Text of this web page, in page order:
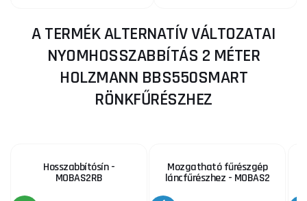
A TERMÉK ALTERNATÍV VÁLTOZATAI
NYOMHOSSZABBÍTÁS 2 MÉTER
HOLZMANN BBS550SMART
RÖNKFŰRÉSZHEZ
Hosszabbítósín -
MOBAS2RB
Mozgatható fűrészgép
láncfűrészhez - MOBAS2